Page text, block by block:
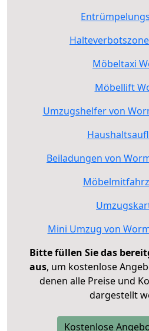
Möbeltaxi
Möbellift
Umzugshelfer von
Beiladungen von
Mini Umzug von
Bitte füllen Sie das
aus, um kostenlose
denen alle Preise und
dargestellt
Kostenlose